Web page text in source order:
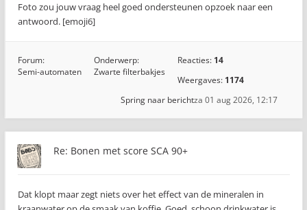
Foto zou jouw vraag heel goed ondersteunen opzoek naar een
antwoord. [emoji6]
Forum:
Semi-automaten
Onderwerp:
Zwarte filterbakjes
Reacties: 14
Weergaves: 1174
za 01 aug 2026, 12:17
Spring naar bericht
Re: Bonen met score SCA 90+
Dat klopt maar zegt niets over het effect van de mineralen in